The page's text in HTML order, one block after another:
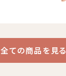
リキッド
コーヒー
ケニア
全ての商品を見る